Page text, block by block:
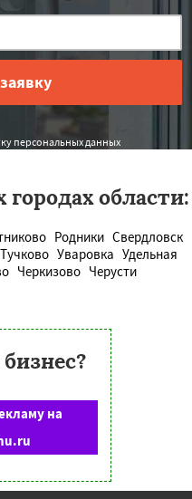
персональных данных
области:
Родники Свердловск
Тучково Уваровка Удельная
Черкизово Черусти
на